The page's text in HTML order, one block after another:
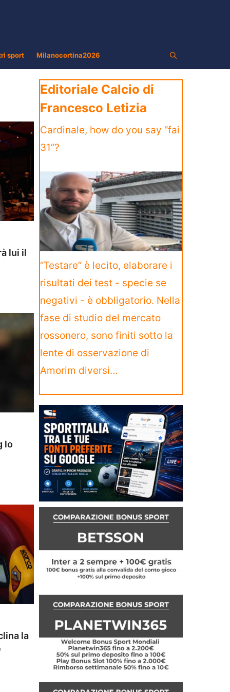
sport Milanocortina2026
lui il
lo
la
Editoriale Calcio di
Francesco Letizia
Cardinale, how do you say “fai
31”?
“Testare” è lecito, elaborare i
risultati dei test - specie se
negativi - è obbligatorio. Nella
fase di studio del mercato
rossonero, sono finiti sotto la
lente di osservazione di
Amorim diversi…